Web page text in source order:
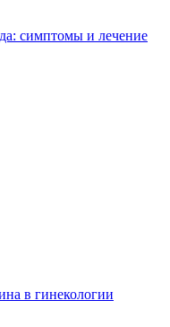
симптомы и лечение
в гинекологии